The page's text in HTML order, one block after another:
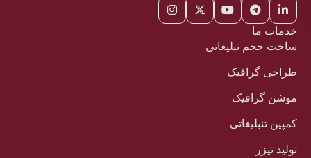
خدمات ما
ساخت حجم تبلیغاتی
طراحی گرافیک
موشن گرافیک
کمپین تنبلیغاتی
تولید تیزر